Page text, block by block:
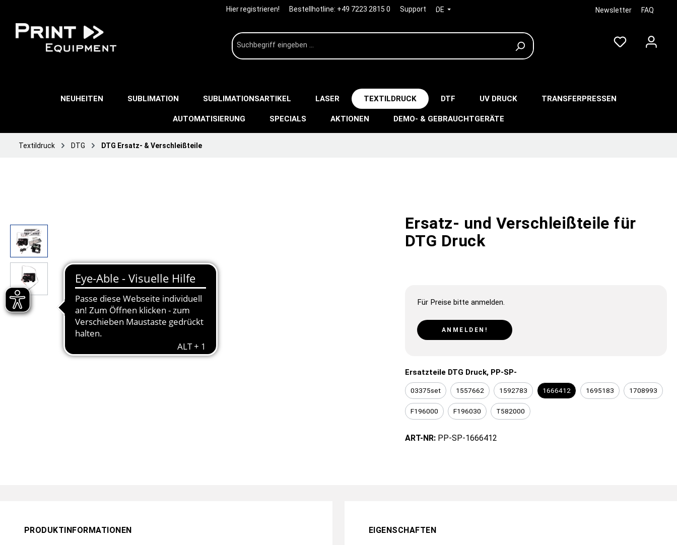
Hier registrieren! Bestellhotline: +49 7223 2815 0 Support DE Newsletter FAQ
NEUHEITEN SUBLIMATION SUBLIMATIONSARTIKEL LASER TEXTILDRUCK DTF UV DRUCK TRANSFERPRESSEN
AUTOMATISIERUNG SPECIALS AKTIONEN DEMO- & GEBRAUCHTGERÄTE
Textildruck DTG DTG Ersatz- & Verschleißteile
Ersatz- und Verschleißteile für
DTG Druck
Für Preise bitte anmelden.
ANMELDEN!
Ersatzteile DTG Druck, PP-SP-
03375set 1557662 1592783 1666412 1695183 1708993
F196000 F196030 T582000
ART-NR: PP-SP-1666412
PRODUKTINFORMATIONEN EIGENSCHAFTEN